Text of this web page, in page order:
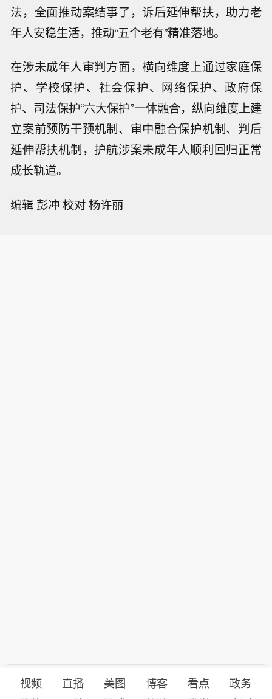
法，全面推动案结事了，诉后延伸帮扶，助力老
年人安稳生活，推动“五个老有”精准落地。
在涉未成年人审判方面，横向维度上通过家庭保
护、学校保护、社会保护、网络保护、政府保
护、司法保护“六大保护”一体融合，纵向维度上建
立案前预防干预机制、审中融合保护机制、判后
延伸帮扶机制，护航涉案未成年人顺利回归正常
成长轨道。
编辑 彭冲 校对 杨许丽
视频 直播 美图 博客 看点
政务